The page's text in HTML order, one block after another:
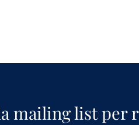
mailing list per